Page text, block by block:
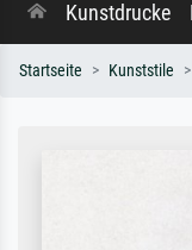
Kunstdrucke
Startseite Kunststile